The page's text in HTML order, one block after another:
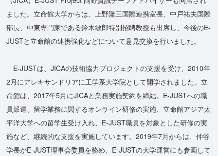
ました。立命館大学からは、上野隆三国際連携室長、中戸祐夫国際
部長、中東専門家である鈴木敏郎特別招聘教授も出席し、今後のE-
JUSTと立命館の連携強化などについて意見交換を行いました。
E-JUSTは、JICAの技術協力プロジェクトの支援を受け、2010年
2月にアレキサンドリアに工学系大学院として開学されました。立
命館は、2017年5月にJICAと業務実施契約を締結。E-JUSTへの職
員派遣、留学業務に関するオンライン研修の実施、立命館アジア太
平洋大学への留学生受け入れ、E-JUST職員を対象とした研修の実
施など、継続的な支援を実施しています。2019年7月からは、仲谷
学長がE-JUST理事会委員を務め、E-JUSTの大学運営にも参画して